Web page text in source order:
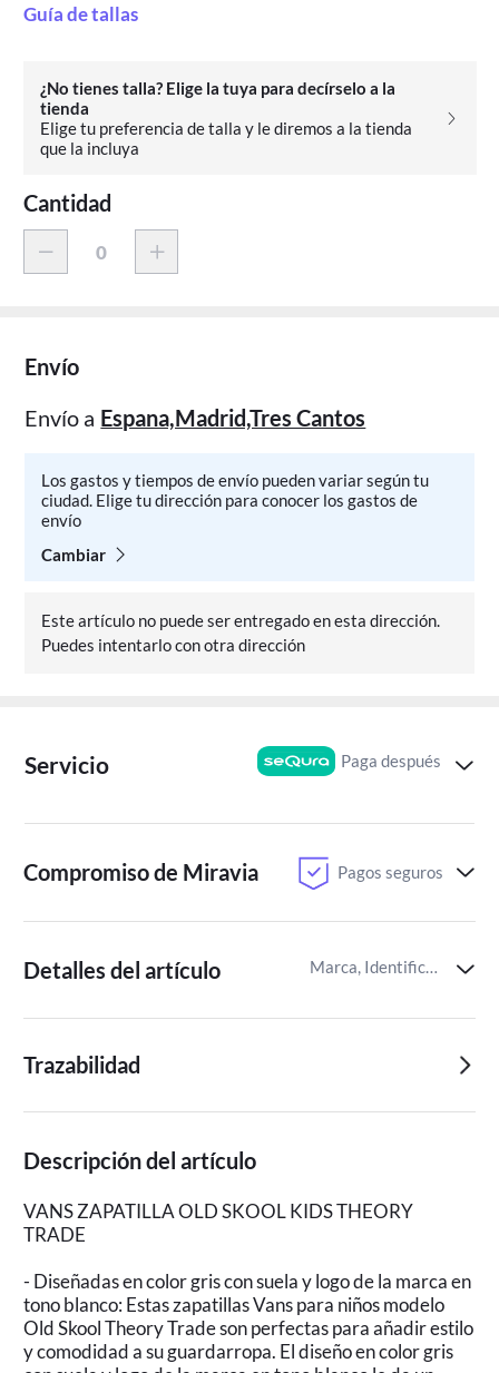
Guía de tallas
¿No tienes talla? Elige la tuya para decírselo a la
tienda
Elige tu preferencia de talla y le diremos a la tienda
que la incluya
Cantidad
Envío
Envío a Espana,Madrid,Tres Cantos
Los gastos y tiempos de envío pueden variar según tu
ciudad. Elige tu dirección para conocer los gastos de
envío
Cambiar
Este artículo no puede ser entregado en esta dirección.
Puedes intentarlo con otra dirección
Servicio Paga después
Compromiso de Miravia Pagos seguros
Detalles del artículo Marca, Identificador del artículo de Miravia
Trazabilidad
Descripción del artículo
VANS ZAPATILLA OLD SKOOL KIDS THEORY
TRADE
- Diseñadas en color gris con suela y logo de la marca en
tono blanco: Estas zapatillas Vans para niños modelo
Old Skool Theory Trade son perfectas para añadir estilo
y comodidad a su guardarropa. El diseño en color gris